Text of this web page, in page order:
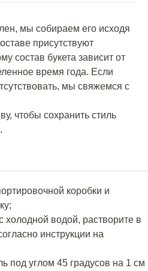
мы собираем его исходя
присутствуют
состав букета зависит от
время года. Если
мы свяжемся с
чтобы сохранить стиль
коробки и
холодной водой, растворите в
инструкции на
под углом 45 градусов на 1 см